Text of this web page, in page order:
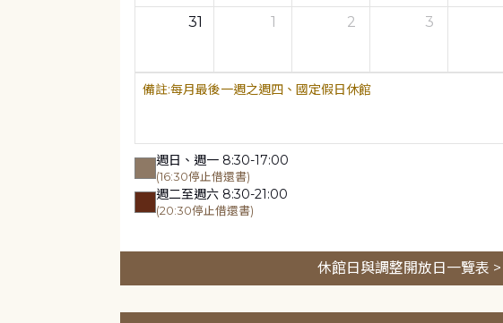
31 1 2 3
每月最後一週之週四、國定假日休館
週日、週一 8:30-17:00
(16:30停止借還書)
週二至週六 8:30-21:00
(20:30停止借還書)
休館日與調整開放日一覽表 >